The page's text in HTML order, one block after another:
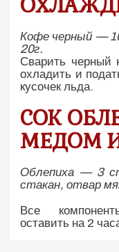
Кофе черный —
20г.
Сварить черный
охладить и
кусочек льда.
СОК
МЕДОМ
Облепиха — 3
стакан, отвар
Все
оставить на 2